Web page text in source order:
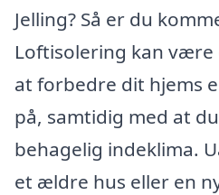
Jelling? Så er du
Loftisolering kan være
at forbedre dit hjems
på, samtidig med at
behagelig indeklima.
et ældre hus eller en